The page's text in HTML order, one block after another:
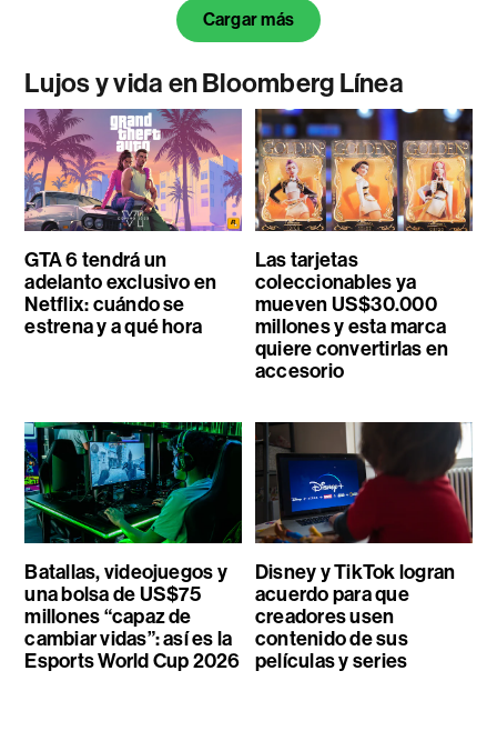
Cargar más
Lujos y vida en Bloomberg Línea
GTA 6 tendrá un
adelanto exclusivo en
Netflix: cuándo se
estrena y a qué hora
Las tarjetas
coleccionables ya
mueven US$30.000
millones y esta marca
quiere convertirlas en
accesorio
Batallas, videojuegos y
una bolsa de US$75
millones “capaz de
cambiar vidas”: así es la
Esports World Cup 2026
Disney y TikTok logran
acuerdo para que
creadores usen
contenido de sus
películas y series